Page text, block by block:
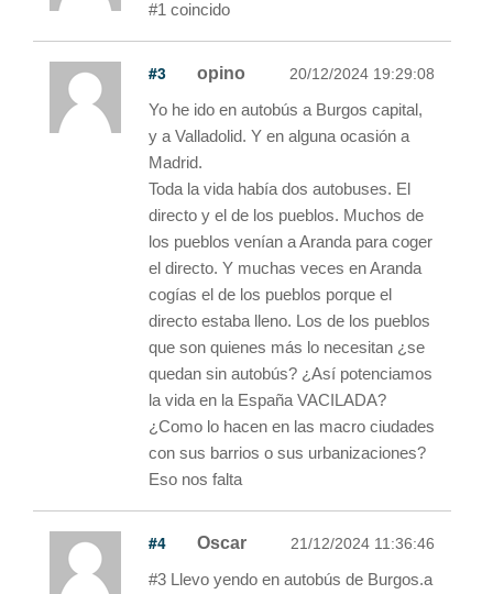
#1 coincido
#3 opino 20/12/2024 19:29:08
Yo he ido en autobús a Burgos capital,
y a Valladolid. Y en alguna ocasión a
Madrid.
Toda la vida había dos autobuses. El
directo y el de los pueblos. Muchos de
los pueblos venían a Aranda para coger
el directo. Y muchas veces en Aranda
cogías el de los pueblos porque el
directo estaba lleno. Los de los pueblos
que son quienes más lo necesitan ¿se
quedan sin autobús? ¿Así potenciamos
la vida en la España VACILADA?
¿Como lo hacen en las macro ciudades
con sus barrios o sus urbanizaciones?
Eso nos falta
#4 Oscar 21/12/2024 11:36:46
#3 Llevo yendo en autobús de Burgos.a